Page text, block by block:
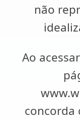
não
Ao
concorda